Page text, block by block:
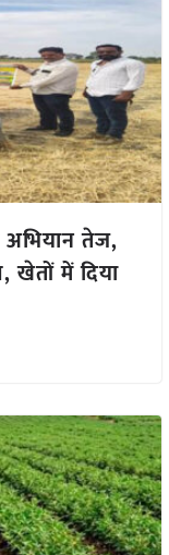
अभियान तेज,
खेतों में दिया